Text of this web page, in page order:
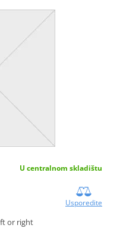
U centralnom skladištu
Usporedite
or right